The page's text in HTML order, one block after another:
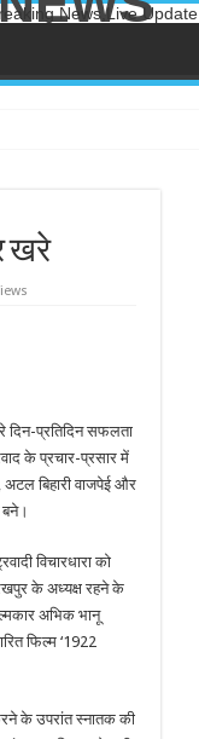
News,Live Update
खरे
दिन-प्रतिदिन सफलता
के प्रचार-प्रसार में
बिहारी वाजपेई और
विचारधारा को
के अध्यक्ष रहने के
अभिक भानू
फिल्म ‘1922
के उपरांत स्नातक की